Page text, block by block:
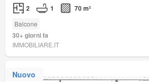
2 1 70 m²
Balcone
30+ giorni fa
IMMOBILIARE.IT
Nuovo